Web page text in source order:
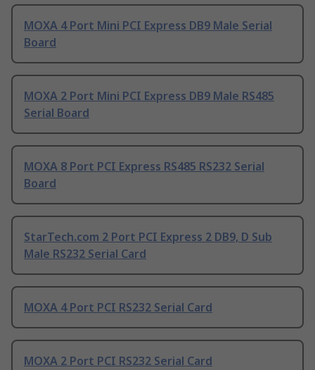
MOXA 4 Port Mini PCI Express DB9 Male Serial
Board
MOXA 2 Port Mini PCI Express DB9 Male RS485
Serial Board
MOXA 8 Port PCI Express RS485 RS232 Serial
Board
StarTech.com 2 Port PCI Express 2 DB9, D Sub
Male RS232 Serial Card
MOXA 4 Port PCI RS232 Serial Card
MOXA 2 Port PCI RS232 Serial Card